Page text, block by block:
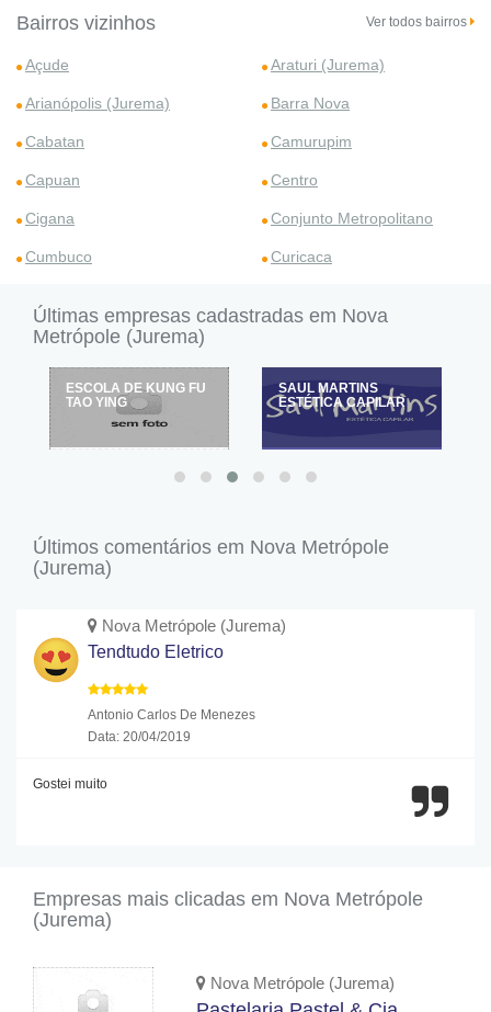
Bairros vizinhos Ver todos bairros
Açude Araturi (Jurema)
Arianópolis (Jurema) Barra Nova
Cabatan Camurupim
Capuan Centro
Cigana Conjunto Metropolitano
Cumbuco Curicaca
Últimas empresas cadastradas em Nova
Metrópole (Jurema)
SAUL MARTINS
ESTÉTICA CAPILAR
BELLA & CHARME
Últimos comentários em Nova Metrópole
(Jurema)
Nova Metrópole (Jurema)
Tendtudo Eletrico
Antonio Carlos De Menezes
Data: 20/04/2019
Gostei muito
Empresas mais clicadas em Nova Metrópole
(Jurema)
Nova Metrópole (Jurema)